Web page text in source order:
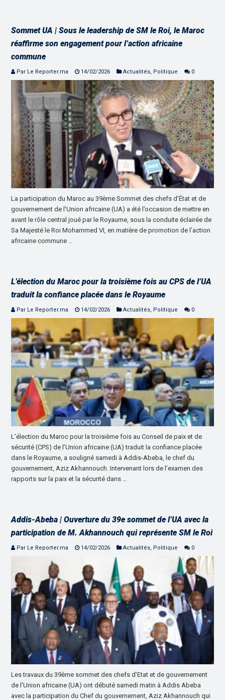
Sommet UA | Sous le leadership de SM le Roi, le Maroc
réaffirme son engagement pour l’action africaine
commune
Par Le Reporter.ma 14/02/2026 Actualités, Politique 0
La participation du Maroc au 39ème Sommet des chefs d’État et de
gouvernement de l’Union africaine (UA) a été l’occasion de mettre en
avant le rôle central joué par le Royaume, sous la conduite éclairée de
Sa Majesté le Roi Mohammed VI, en matière de promotion de l’action
africaine commune …
L’élection du Maroc pour la troisième fois au CPS de l’UA
traduit la confiance placée dans le Royaume
Par Le Reporter.ma 14/02/2026 Actualités, Politique 0
L’élection du Maroc pour la troisième fois au Conseil de paix et de
sécurité (CPS) de l’Union africaine (UA) traduit la confiance placée
dans le Royaume, a souligné samedi à Addis-Abeba, le chef du
gouvernement, Aziz Akhannouch. Intervenant lors de l’examen des
rapports sur la paix et la sécurité dans …
Addis-Abeba | Ouverture du 39e sommet de l’UA avec la
participation de M. Akhannouch qui représente SM le Roi
Par Le Reporter.ma 14/02/2026 Actualités, Politique 0
Les travaux du 39ème sommet des chefs d’Etat et de gouvernement
de l’Union africaine (UA) ont débuté samedi matin à Addis Abeba
avec la participation du Chef du gouvernement, Aziz Akhannouch qui